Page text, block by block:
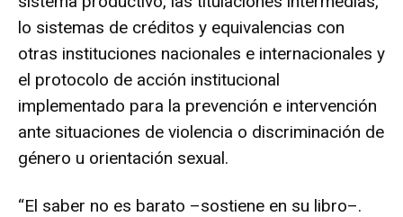
lo sistemas de créditos y equivalencias con
otras instituciones nacionales e internacionales y
el protocolo de acción institucional
implementado para la prevención e intervención
ante situaciones de violencia o discriminación de
género u orientación sexual.
“El saber no es barato –sostiene en su libro–.